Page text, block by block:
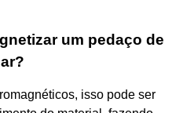
um pedaço de
isso pode ser